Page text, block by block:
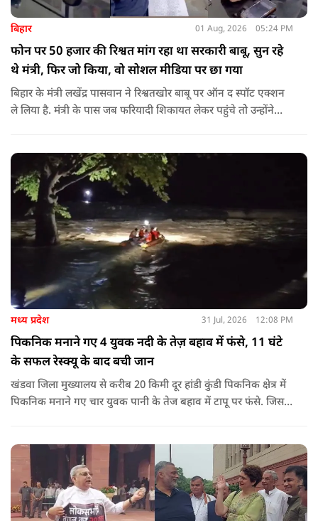
बिहार 01 Aug, 2026 05:24 PM
फोन पर 50 हजार की रिश्वत मांग रहा था सरकारी बाबू, सुन रहे
थे मंत्री, फिर जो किया, वो सोशल मीडिया पर छा गया
बिहार के मंत्री लखेंद्र पासवान ने रिश्वतखोर बाबू पर ऑन द स्पॉट एक्शन
ले लिया है. मंत्री के पास जब फरियादी शिकायत लेकर पहुंचे तोे उन्होंने
मध्य प्रदेश 31 Jul, 2026 12:08 PM
पिकनिक मनाने गए 4 युवक नदी के तेज़ बहाव में फंसे, 11 घंटे
के सफल रेस्क्यू के बाद बची जान
खंडवा जिला मुख्यालय से करीब 20 किमी दूर हांडी कुंडी पिकनिक क्षेत्र में
पिकनिक मनाने गए चार युवक पानी के तेज बहाव में टापू पर फंसे. जिसके